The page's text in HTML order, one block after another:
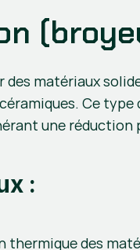
matériaux
Ce
une
:
thermique des